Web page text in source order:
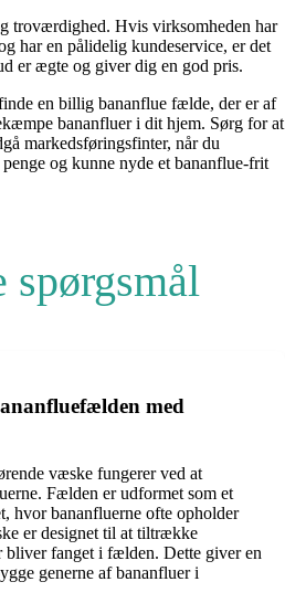
troværdighed. Hvis virksomheden har
har en pålidelig kundeservice, er det
er ægte og giver dig en god pris.
en billig bananflue fælde, der er af
bananfluer i dit hjem. Sørg for at
markedsføringsfinter, når du
og kunne nyde et bananflue-frit
spørgsmål
med
væske fungerer ved at
Fælden er udformet som et
hvor bananfluerne ofte opholder
er designet til at tiltrække
bliver fanget i fælden. Dette giver en
generne af bananfluer i